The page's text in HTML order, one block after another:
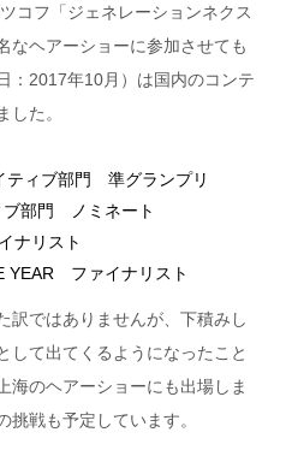
コフ「ジェネレーションネクス
なヘアーショーに参加させても
：2017年10月）は国内のコンテ
した。
ティブ部門 準グランプリ
ブ部門 ノミネート
ナリスト
YEAR ファイナリスト
訳ではありませんが、下積みし
して出てくるようになったこと
海のヘアーショーにも出場しま
挑戦も予定しています。